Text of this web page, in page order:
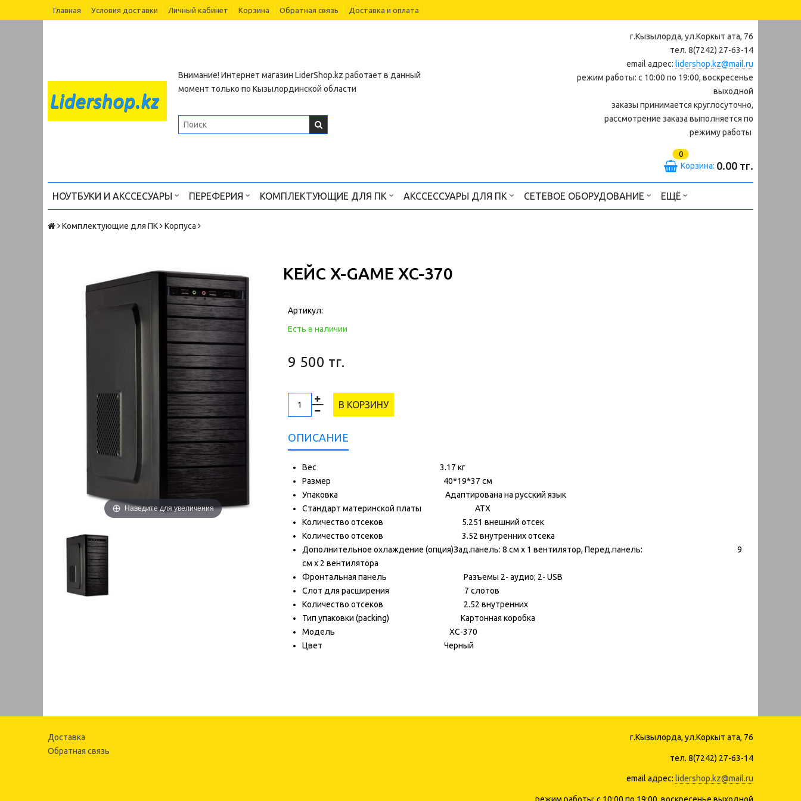
Главная Условия доставки Личный кабинет Корзина Обратная связь Доставка и оплата
Внимание! Интернет магазин LiderShop.kz работает в данный
момент только по Кызылординской области
г.Кызылорда, ул.Коркыт ата, 76
тел. 8(7242) 27-63-14
email адрес: lidershop.kz@mail.ru
режим работы: с 10:00 по 19:00, воскресенье
выходной
заказы принимается круглосуточно,
рассмотрение заказа выполняется по
режиму работы
0
Корзина: 0.00 тг.
НОУТБУКИ И АКССЕСУАРЫ ПЕРЕФЕРИЯ КОМПЛЕКТУЮЩИЕ ДЛЯ ПК АКССЕССУАРЫ ДЛЯ ПК СЕТЕВОЕ ОБОРУДОВАНИЕ ЕЩЁ
Комплектующие для ПК Корпуса
КЕЙС X-GAME XC-370
Наведите для увеличения
Артикул:
Есть в наличии
9 500 тг.
В КОРЗИНУ
ОПИСАНИЕ
Вес 3.17 кг
Размер 40*19*37 см
Упаковка Адаптирована на русский язык
Стандарт материнской платы ATX
Количество отсеков 5.251 внешний отсек
Количество отсеков 3.52 внутренних отсека
Дополнительное охлаждение (опция)Зад.панель: 8 см х 1 вентилятор, Перед.панель: 9
см х 2 вентилятора
Фронтальная панель Разъемы 2- аудио; 2- USB
Слот для расширения 7 слотов
Количество отсеков 2.52 внутренних
Тип упаковки (packing) Картонная коробка
Модель XC-370
Цвет Черный
Доставка
Обратная связь
г.Кызылорда, ул.Коркыт ата, 76
тел. 8(7242) 27-63-14
email адрес: lidershop.kz@mail.ru